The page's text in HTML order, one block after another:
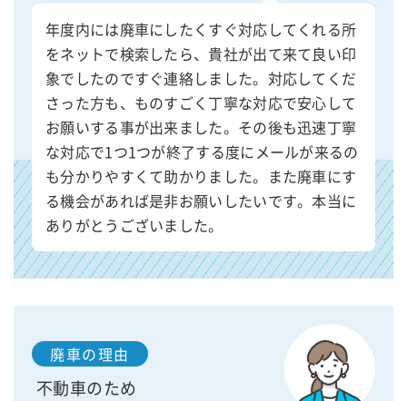
年度内には廃車にしたくすぐ対応してくれる所
をネットで検索したら、貴社が出て来て良い印
象でしたのですぐ連絡しました。対応してくだ
さった方も、ものすごく丁寧な対応で安心して
お願いする事が出来ました。その後も迅速丁寧
な対応で1つ1つが終了する度にメールが来るの
も分かりやすくて助かりました。また廃車にす
る機会があれば是非お願いしたいです。本当に
ありがとうございました。
廃車の理由
不動車のため